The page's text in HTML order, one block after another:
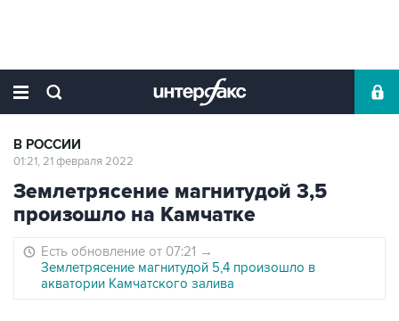
В РОССИИ
01:21, 21 февраля 2022
Землетрясение магнитудой 3,5
произошло на Камчатке
Есть обновление от 07:21 →
Землетрясение магнитудой 5,4 произошло в
акватории Камчатского залива